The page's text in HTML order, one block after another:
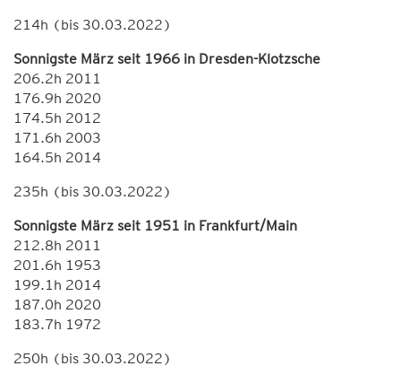
214h (bis 30.03.2022)
Sonnigste März seit 1966 in Dresden-Klotzsche
206.2h 2011
176.9h 2020
174.5h 2012
171.6h 2003
164.5h 2014
235h (bis 30.03.2022)
Sonnigste März seit 1951 in Frankfurt/Main
212.8h 2011
201.6h 1953
199.1h 2014
187.0h 2020
183.7h 1972
250h (bis 30.03.2022)